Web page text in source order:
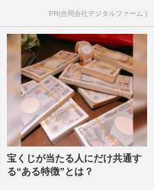
PR(合同会社デジタルファーム )
宝くじが当たる人にだけ共通す
る“ある特徴”とは？